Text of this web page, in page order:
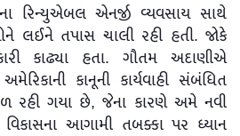
રિન્યુએબલ એનર્જી વ્યવસાય સાથે
લઈને તપાસ ચાલી રહી હતી. જોકે
કાઢ્યા હતા. ગૌતમ અદાણીએ
કાનૂની કાર્યવાહી સંબંધિત
રહી ગયા છે, જેના કારણે અમે નવી
આગામી તબક્કા પર ધ્યાન